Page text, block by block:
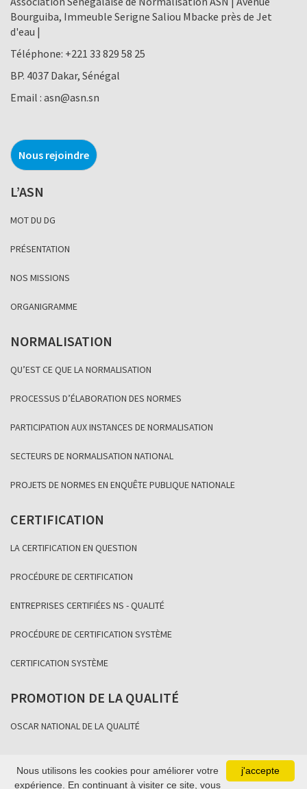
Bourguiba, Immeuble Serigne Saliou Mbacke près de Jet
d'eau |
Téléphone: +221 33 829 58 25
BP. 4037 Dakar, Sénégal
Email : asn@asn.sn
Nous rejoindre
L’ASN
MOT DU DG
PRÉSENTATION
NOS MISSIONS
ORGANIGRAMME
NORMALISATION
QU’EST CE QUE LA NORMALISATION
PROCESSUS D’ÉLABORATION DES NORMES
PARTICIPATION AUX INSTANCES DE NORMALISATION
SECTEURS DE NORMALISATION NATIONAL
PROJETS DE NORMES EN ENQUÊTE PUBLIQUE NATIONALE
CERTIFICATION
LA CERTIFICATION EN QUESTION
PROCÉDURE DE CERTIFICATION
ENTREPRISES CERTIFIÉES NS - QUALITÉ
PROCÉDURE DE CERTIFICATION SYSTÈME
CERTIFICATION SYSTÈME
PROMOTION DE LA QUALITÉ
OSCAR NATIONAL DE LA QUALITÉ
Copyright Association Sénégalaise de Normalisation 2021
j'accepte
Nous utilisons les cookies pour améliorer votre
expérience. En continuant à visiter ce site, vous